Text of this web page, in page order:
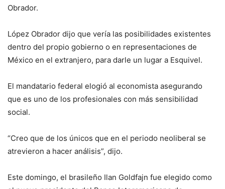
Obrador.
López Obrador dijo que vería las posibilidades existentes
dentro del propio gobierno o en representaciones de
México en el extranjero, para darle un lugar a Esquivel.
El mandatario federal elogió al economista asegurando
que es uno de los profesionales con más sensibilidad
social.
“Creo que de los únicos que en el periodo neoliberal se
atrevieron a hacer análisis”, dijo.
Este domingo, el brasileño Ilan Goldfajn fue elegido como